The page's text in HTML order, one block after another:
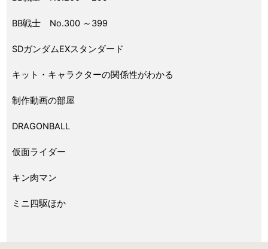
BB戦士 No.300 ～399
SDガンダムEXスタンダード
キット・キャラクターの関係性がわかる
制作動画の部屋
DRAGONBALL
仮面ライダー
キン肉マン
ミニ四駆ほか